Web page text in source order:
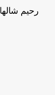
رحيم